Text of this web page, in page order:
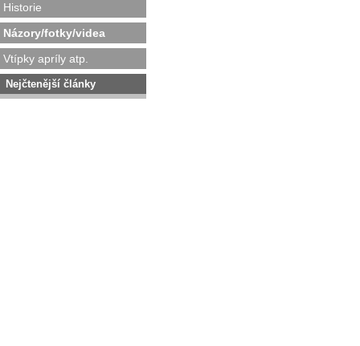
Historie
Názory/fotky/videa
Vtípky apríly atp.
Nejčtenější články